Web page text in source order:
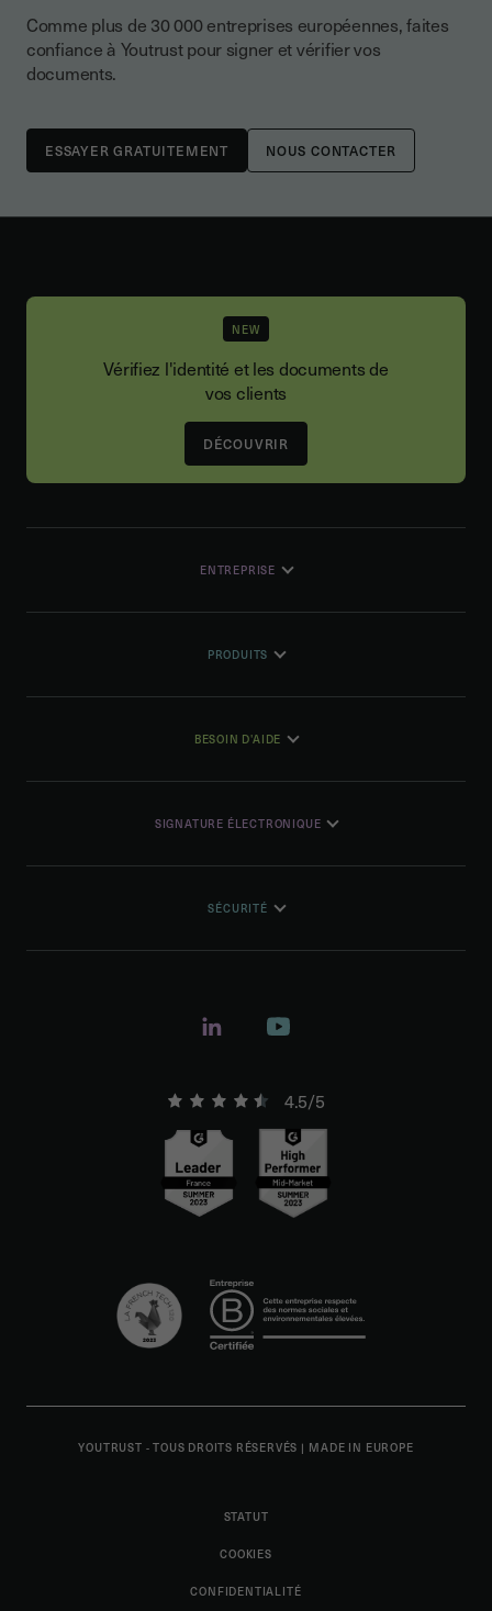
Comme plus de 30 000 entreprises européennes, faites
confiance à Youtrust pour signer et vérifier vos
documents.
NOUS CONTACTER
NEW
Vérifiez l'identité et les documents de
vos clients
DÉCOUVRIR
ENTREPRISE
PRODUITS
BESOIN D'AIDE
SIGNATURE ÉLECTRONIQUE
SÉCURITÉ
4.5/5
YOUTRUST - TOUS DROITS RÉSERVÉS | MADE IN EUROPE
STATUT
COOKIES
CONFIDENTIALITÉ